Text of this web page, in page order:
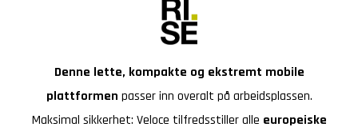
Denne lette, kompakte og ekstremt mobile
plattformen passer inn overalt på arbeidsplassen.
Maksimal sikkerhet: Veloce tilfredsstiller alle europeiske